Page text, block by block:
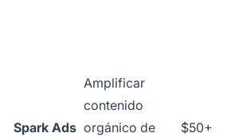
Spark Ads
Amplificar
contenido
orgánico de
$50+